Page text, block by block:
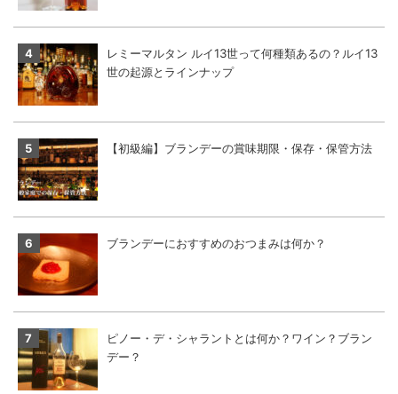
レミーマルタン ルイ13世って何種類あるの？ルイ13
世の起源とラインナップ
【初級編】ブランデーの賞味期限・保存・保管方法
ブランデーにおすすめのおつまみは何か？
ピノー・デ・シャラントとは何か？ワイン？ブラン
デー？